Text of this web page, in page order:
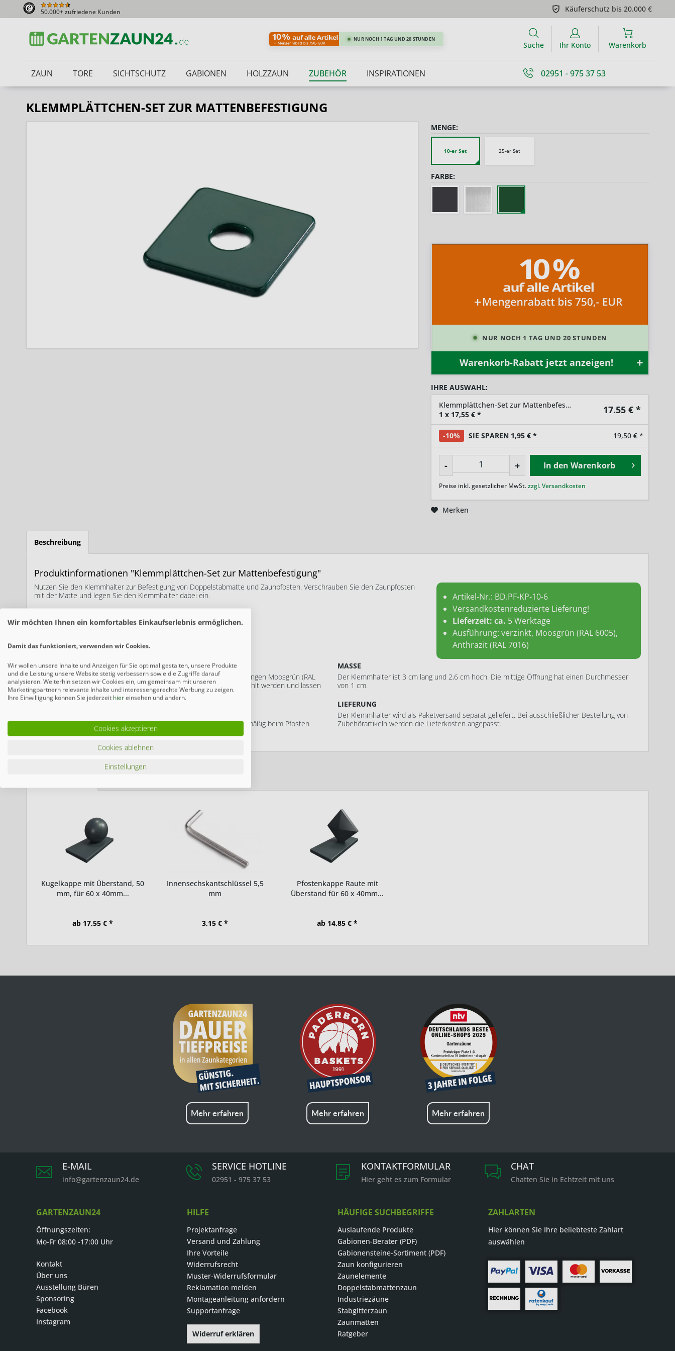
50.000+ zufriedene Kunden Käuferschutz bis 20.000 €
NUR NOCH 1 TAG UND 20 STUNDEN
ZAUN TORE SICHTSCHUTZ GABIONEN HOLZZAUN ZUBEHÖR INSPIRATIONEN 02951 - 975 37 53
Suche Ihr Konto Warenkorb
KLEMMPLÄTTCHEN-SET ZUR MATTENBEFESTIGUNG
MENGE:
10-er Set 25-er Set
FARBE:
NUR NOCH 1 TAG UND 20 STUNDEN
Warenkorb-Rabatt jetzt anzeigen!
IHRE AUSWAHL:
Klemmplättchen-Set zur Mattenbefestigung
1 x 17,55 € * 17.55 € *
-10% SIE SPAREN 1,95 € * 19,50 € *
- + In den Warenkorb
Preise inkl. gesetzlicher MwSt.zzgl. Versandkosten
Merken
Beschreibung
Produktinformationen "Klemmplättchen-Set zur Mattenbefestigung"
Nutzen Sie den Klemmhalter zur Befestigung von Doppelstabmatte und Zaunpfosten. Verschrauben Sie den Zaunpfosten
mit der Matte und legen Sie den Klemmhalter dabei ein.
Artikel-Nr.: BD.PF-KP-10-6
Versandkostenreduzierte Lieferung!
Lieferzeit: ca. 5 Werktage
Ausführung: verzinkt, Moosgrün (RAL 6005),
Anthrazit (RAL 7016)
MATERIAL
Der Klemmhalter besteht aus verzinktem Stahl. Die Pulverbeschichtungen Moosgrün (RAL
6005) und Anthrazit (RAL 7016) können passend zu Ihrem Zaun gewählt werden und lassen
den Zaunanschluss unauffällig erscheinen.
Zubehörartikel zur Befestigung von Zaunmatte an Pfosten. Standardmäßig beim Pfosten
MASSE
Der Klemmhalter ist 3 cm lang und 2,6 cm hoch. Die mittige Öffnung hat einen Durchmesser
von 1 cm.
LIEFERUNG
Der Klemmhalter wird als Paketversand separat geliefert. Bei ausschließlicher Bestellung von
Zubehörartikeln werden die Lieferkosten angepasst.
Kugelkappe mit Überstand, 50
mm, für 60 x 40mm...
ab 17,55 € *
Innensechskantschlüssel 5,5
mm
3,15 € *
Pfostenkappe Raute mit
Überstand für 60 x 40mm...
ab 14,85 € *
Mehr erfahren Mehr erfahren Mehr erfahren
E-MAIL
info@gartenzaun24.de
SERVICE HOTLINE
02951 - 975 37 53
KONTAKTFORMULAR
Hier geht es zum Formular
CHAT
Chatten Sie in Echtzeit mit uns
GARTENZAUN24
Öffnungszeiten:
Mo-Fr 08:00 -17:00 Uhr
Kontakt
Über uns
Ausstellung Büren
Sponsoring
Facebook
Instagram
HILFE
Projektanfrage
Versand und Zahlung
Ihre Vorteile
Widerrufsrecht
Muster-Widerrufsformular
Reklamation melden
Montageanleitung anfordern
Supportanfrage
Widerruf erklären
HÄUFIGE SUCHBEGRIFFE
Auslaufende Produkte
Gabionen-Berater (PDF)
Gabionensteine-Sortiment (PDF)
Zaun konfigurieren
Zaunelemente
Doppelstabmattenzaun
Industriezäune
Stabgitterzaun
Zaunmatten
Ratgeber
ZAHLARTEN
Hier können Sie Ihre beliebteste Zahlart
auswählen
Wir möchten Ihnen ein komfortables Einkaufserlebnis ermöglichen.
Damit das funktioniert, verwenden wir Cookies.
Wir wollen unsere Inhalte und Anzeigen für Sie optimal gestalten, unsere Produkte
und die Leistung unsere Website stetig verbessern sowie die Zugriffe darauf
analysieren. Weiterhin setzen wir Cookies ein, um gemeinsam mit unseren
Marketingpartnern relevante Inhalte und interessengerechte Werbung zu zeigen.
Ihre Einwilligung können Sie jederzeit hiereinsehen und ändern.
Cookies akzeptieren
Cookies ablehnen
Einstellungen